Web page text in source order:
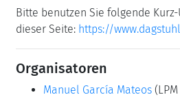
Bitte benutzen Sie folgende
dieser Seite: https://
Organisatoren
Manuel García Mateos